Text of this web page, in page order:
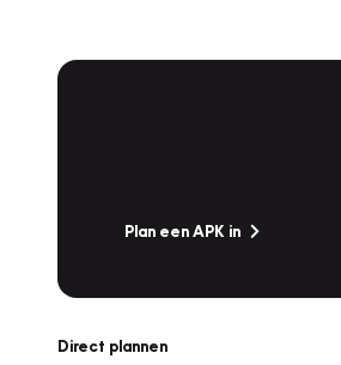
Plan een APK in
Direct plannen